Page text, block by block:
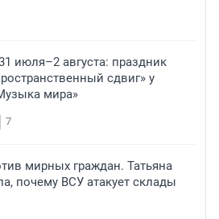
июля–2 августа: праздник
сдвиг» у
мира»
7
мирных граждан. Татьяна
почему ВСУ атакует склады